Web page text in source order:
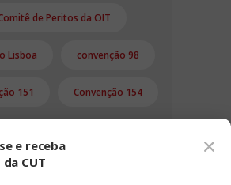
de Peritos da OIT
Lisboa convenção 98
151 Convenção 154
e receba
CUT